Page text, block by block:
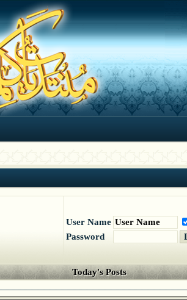
User Name
Password
Today's Posts